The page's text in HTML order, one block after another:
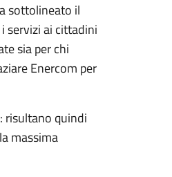
sottolineato il
servizi ai cittadini
sia per chi
Enercom per
risultano quindi
massima